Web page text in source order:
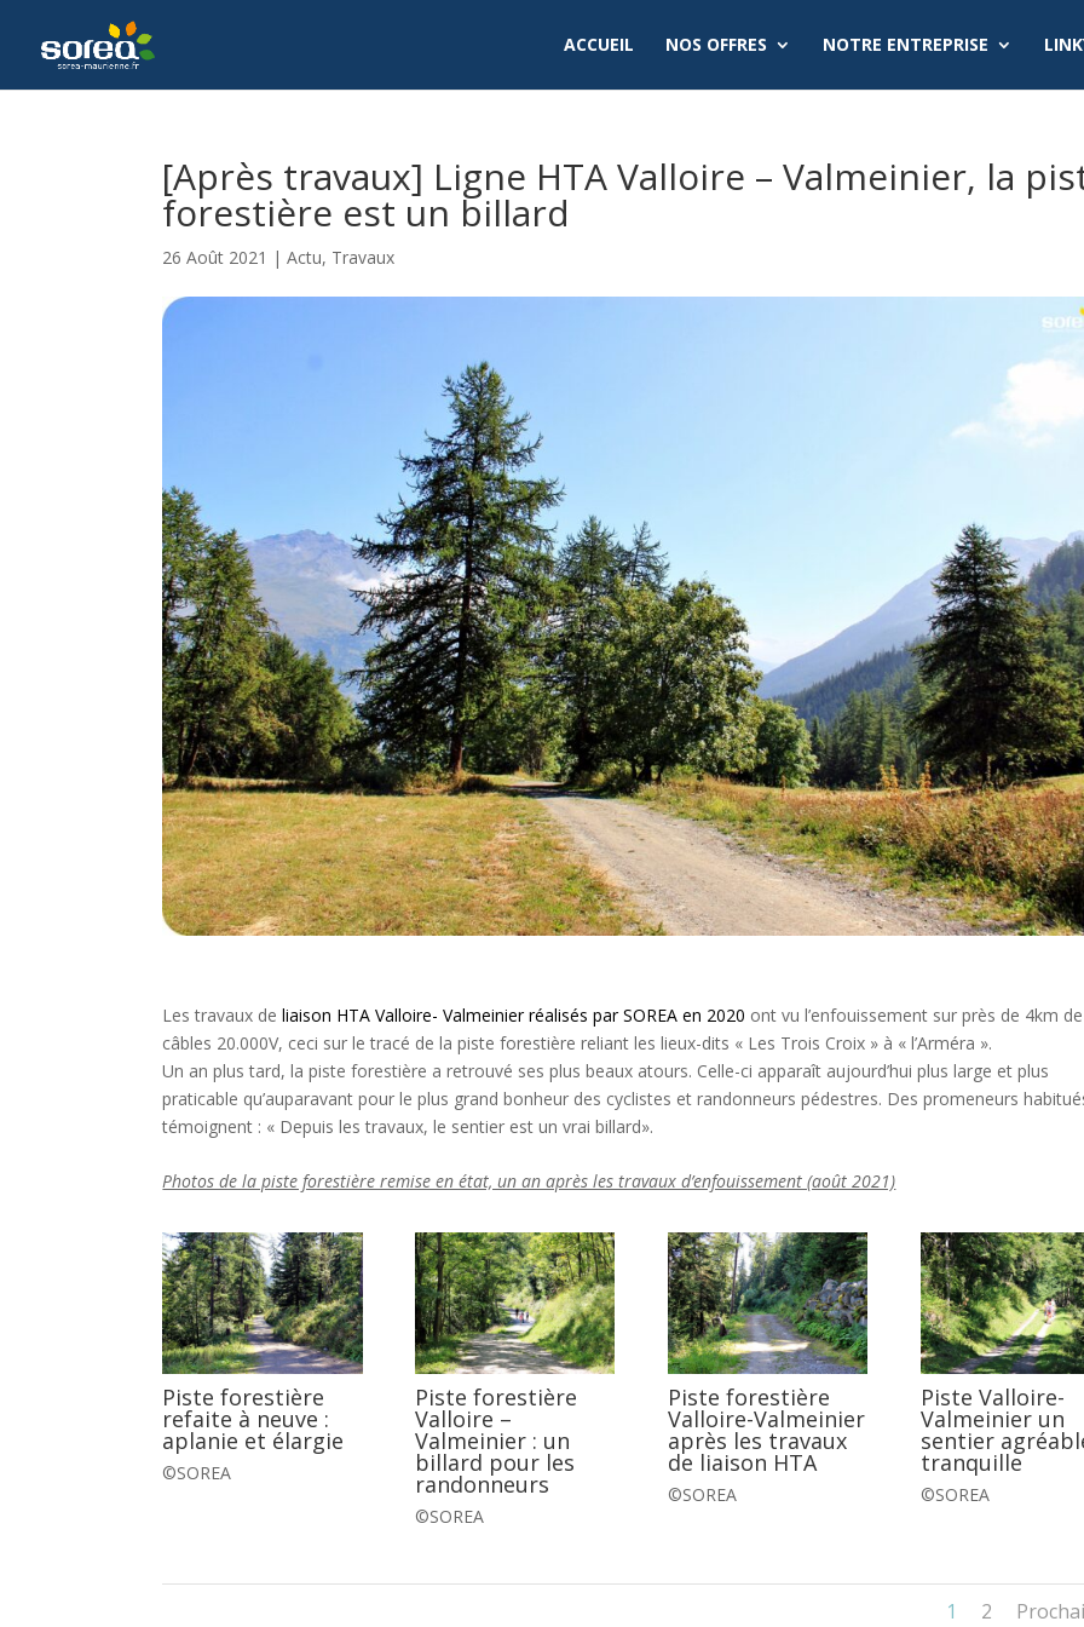
ACCUEIL NOS OFFRES NOTRE ENTREPRISE
[Après travaux] Ligne HTA Valloire – Valmeinier, la
forestière est un billard
26 Août 2021 |Actu, Travaux
Les travaux deliaison HTA Valloire- Valmeinier réalisés par SOREA en 2020 ont vu l’enfouissement sur près de 4km
câbles 20.000V, ceci sur le tracé de la piste forestière reliant les lieux-dits « Les Trois Croix » à « l’Arméra ».
Un an plus tard, la piste forestière a retrouvé ses plus beaux atours. Celle-ci apparaît aujourd’hui plus large et plus
praticable qu’auparavant pour le plus grand bonheur des cyclistes et randonneurs pédestres. Des promeneurs
témoignent : « Depuis les travaux, le sentier est un vrai billard».
Photos de la piste forestière remise en état, un an après les travaux d’enfouissement (août 2021)
Piste forestière
refaite à neuve :
aplanie et élargie
©SOREA
Piste forestière
Valloire –
Valmeinier : un
billard pour les
randonneurs
©SOREA
Piste forestière
Valloire-Valmeinier
après les travaux
de liaison HTA
©SOREA
Piste Valloire-
Valmeinier un
sentier
tranquille
©SOREA
1 2